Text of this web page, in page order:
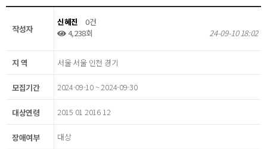
작성자
신혜진
0건
4,238회
24-09-10 18:02
지 역 서울 서울 인천 경기
모집기간 2024-09-10 ~ 2024-09-30
대상연령 2015 01 2016 12
장애여부 대상